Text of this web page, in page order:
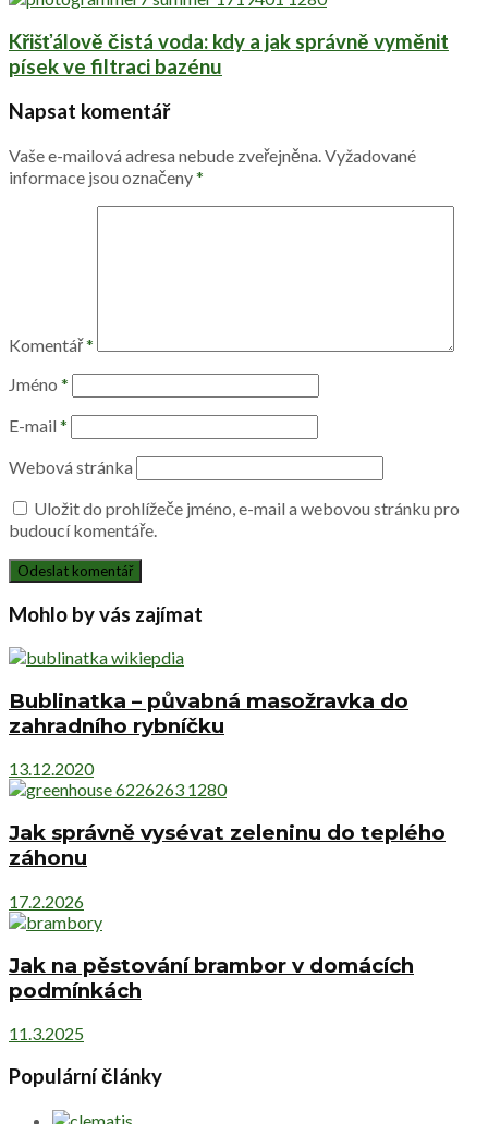
Křišťálově čistá voda: kdy a jak správně vyměnit
písek ve filtraci bazénu
Napsat komentář
Vaše e-mailová adresa nebude zveřejněna. Vyžadované
informace jsou označeny*
Komentář*
Jméno *
E-mail *
Webová stránka
Uložit do prohlížeče jméno, e-mail a webovou stránku pro
budoucí komentáře.
Mohlo by vás zajímat
Bublinatka – půvabná masožravka do
zahradního rybníčku
13.12.2020
Jak správně vysévat zeleninu do teplého
záhonu
17.2.2026
Jak na pěstování brambor v domácích
podmínkách
11.3.2025
Populární články